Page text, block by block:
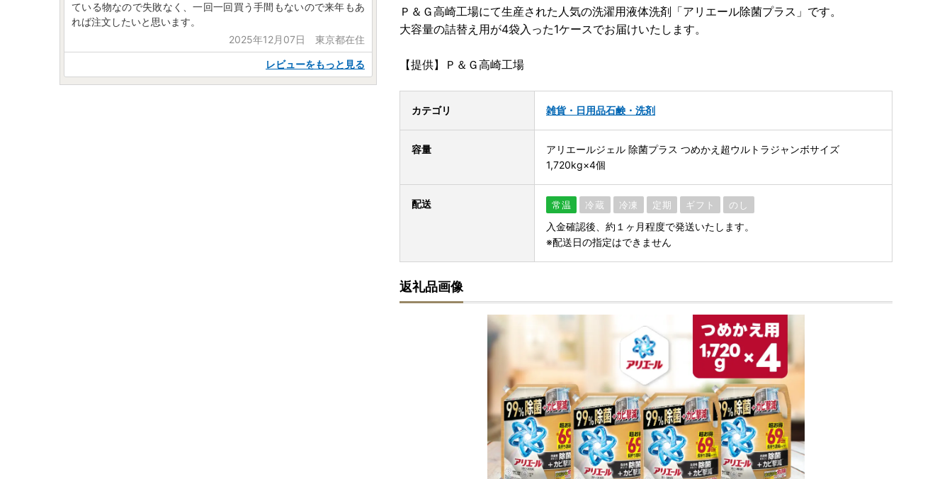
Ｐ＆Ｇ高崎工場にて生産された人気の洗濯用液体洗剤「アリエール除菌プラス」です。
大容量の詰替え用が4袋入った1ケースでお届けいたします。
【提供】Ｐ＆Ｇ高崎工場
カテゴリ 雑貨・日用品石鹸・洗剤
容量
アリエールジェル 除菌プラス つめかえ超ウルトラジャンボサイズ
1,720kg×4個
配送 常温 冷蔵 冷凍 定期 ギフト のし
入金確認後、約１ヶ月程度で発送いたします。
※配送日の指定はできません
返礼品画像
ている物なので失敗なく、一回一回買う手間もないので来年もあ
れば注文したいと思います。
2025年12月07日 東京都在住
レビューをもっと見る